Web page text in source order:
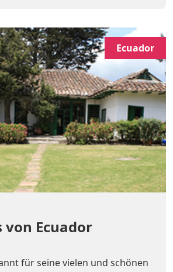
Ecuador
von Ecuador
für seine vielen und schönen